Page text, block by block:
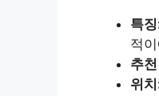
특
적
추
위